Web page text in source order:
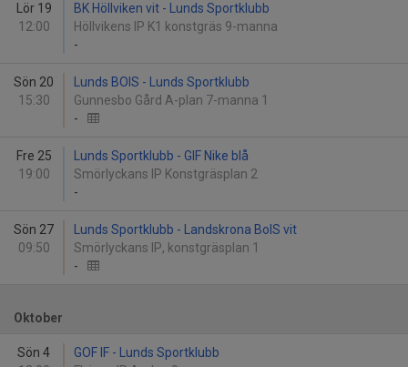
Lör 19
12:00
BK Höllviken vit - Lunds Sportklubb
Höllvikens IP K1 konstgräs 9-manna
-
Sön 20
15:30
Lunds BOIS - Lunds Sportklubb
Gunnesbo Gård A-plan 7-manna 1
-
Fre 25
19:00
Lunds Sportklubb - GIF Nike blå
Smörlyckans IP Konstgräsplan 2
-
Sön 27
09:50
Lunds Sportklubb - Landskrona BoIS vit
Smörlyckans IP, konstgräsplan 1
-
Oktober
Sön 4
GOF IF - Lunds Sportklubb